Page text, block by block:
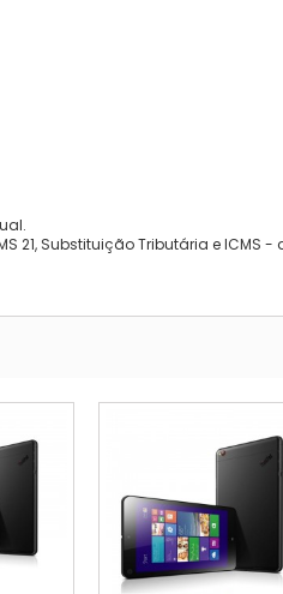
21, Substituição Tributária e ICMS -